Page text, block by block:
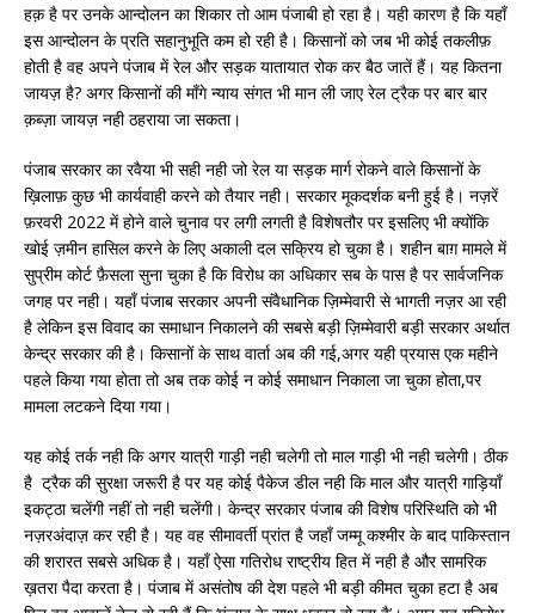
हक़ है पर उनके आन्दोलन का शिकार तो आम पंजाबी हो रहा है। यही कारण है कि यहाँ
इस आन्दोलन के प्रति सहानुभूति कम हो रही है। किसानों को जब भी कोई तकलीफ़
होती है वह अपने पंजाब में रेल और सड़क यातायात रोक कर बैठ जातें हैं। यह कितना
जायज़ है? अगर किसानों की माँगे न्याय संगत भी मान ली जाए रेल ट्रैक पर बार बार
क़ब्ज़ा जायज़ नही ठहराया जा सकता।
पंजाब सरकार का रवैया भी सही नही जो रेल या सड़क मार्ग रोकने वाले किसानों के
ख़िलाफ़ कुछ भी कार्यवाही करने को तैयार नही। सरकार मूकदर्शक बनी हुई है। नज़रें
फ़रवरी 2022 में होने वाले चुनाव पर लगी लगती है विशेषतौर पर इसलिए भी क्योंकि
खोई ज़मीन हासिल करने के लिए अकाली दल सक्रिय हो चुका है। शहीन बाग़ मामले में
सुप्रीम कोर्ट फ़ैसला सुना चुका है कि विरोध का अधिकार सब के पास है पर सार्वजनिक
जगह पर नही। यहाँ पंजाब सरकार अपनी संवैधानिक ज़िम्मेवारी से भागती नज़र आ रही
है लेकिन इस विवाद का समाधान निकालने की सबसे बड़ी ज़िम्मेवारी बड़ी सरकार अर्थात
केन्द्र सरकार की है। किसानों के साथ वार्ता अब की गई,अगर यही प्रयास एक महीने
पहले किया गया होता तो अब तक कोई न कोई समाधान निकाला जा चुका होता,पर
मामला लटकने दिया गया।
यह कोई तर्क नही कि अगर यात्री गाड़ी नही चलेगी तो माल गाड़ी भी नही चलेगी। ठीक
है ट्रैक की सुरक्षा जरूरी है पर यह कोई पैकेज डील नही कि माल और यात्री गाड़ियाँ
इकट्ठा चलेंगी नहीं तो नही चलेंगी। केन्द्र सरकार पंजाब की विशेष परिस्थिति को भी
नज़रअंदाज़ कर रही है। यह वह सीमावर्ती प्रांत है जहाँ जम्मू कश्मीर के बाद पाकिस्तान
की शरारत सबसे अधिक है। यहाँ ऐसा गतिरोध राष्ट्रीय हित में नही है और सामरिक
ख़तरा पैदा करता है। पंजाब में असंतोष की देश पहले भी बड़ी कीमत चुका हटा है अब